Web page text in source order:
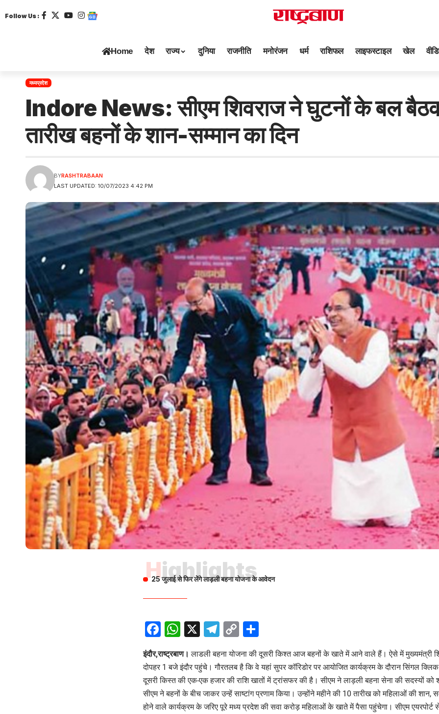
Follow Us :
Home देश राज्य दुनिया राजनीति मनोरंजन धर्म राशिफल लाइफस्टाइल खेल
मध्यप्रदेश
Indore News: सीएम शिवराज ने घुटनों के बल
तारीख बहनों के शान-सम्मान का दिन
LAST UPDATED: 10/07/2023 4:42 PM
BYRASHTRABAAN
Highlights
25 जुलाई से फिर लेंगे लाड़ली बहना योजना के आवेदन
Facebook
WhatsApp
X Telegram
Copy
Link
इंदौर,राष्ट्रबाण। लाडली बहना योजना की दूसरी किश्त आज बहनों के खाते में आने वाले हैं। ऐसे में मुख्यमंत्री
दोपहर 1 बजे इंदौर पहुंचे। गौरतलब है कि वे यहां सुपर कॉरिडोर पर आयोजित कार्यक्रम के दौरान सिंगल
दूसरी किस्त की एक-एक हजार की राशि खातों में ट्रांसफर की है। सीएम ने लाड़ली बहना सेना की सदस्यों
सीएम ने बहनों के बीच जाकर उन्हें साष्टांग प्रणाम किया। उन्होंने महीने की 10 तारीख को महिलाओं की शान,
होने वाले कार्यक्रम के जरिए पूरे मध्य प्रदेश की सवा करोड़ महिलाओं के खाते में पैसा पहुंचेगा। सीएम